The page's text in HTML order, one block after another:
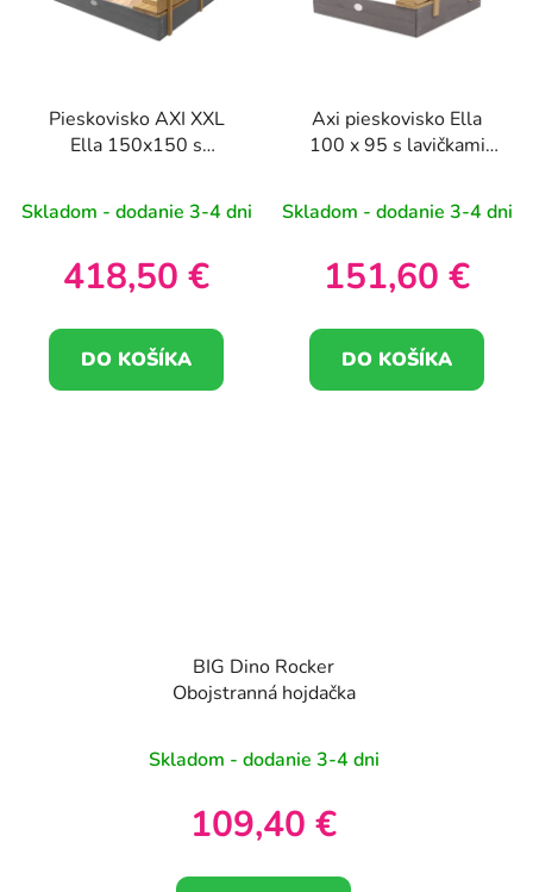
Pieskovisko AXI XXL
Ella 150x150 s
Skladom - dodanie 3-4 dni
418,50 €
DO KOŠÍKA
Axi pieskovisko Ella
100 x 95 s lavičkami
Skladom - dodanie 3-4 dni
151,60 €
DO KOŠÍKA
BIG Dino Rocker
Obojstranná hojdačka
Skladom - dodanie 3-4 dni
109,40 €